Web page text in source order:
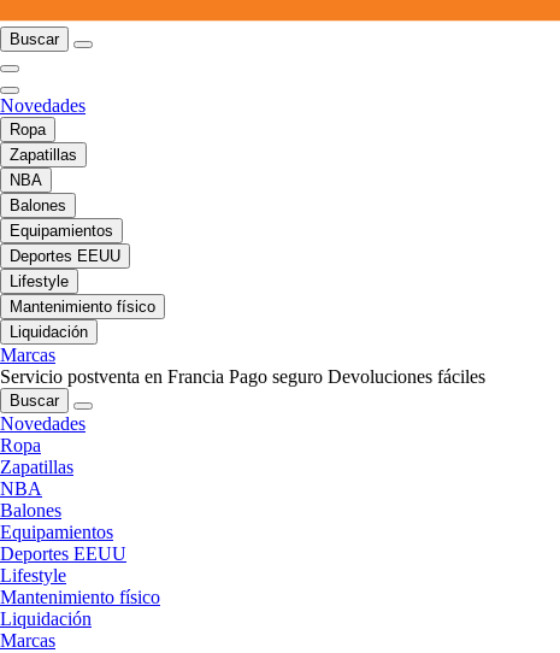
Buscar
Novedades
Ropa
Zapatillas
NBA
Balones
Equipamientos
Deportes EEUU
Lifestyle
Mantenimiento físico
Liquidación
Marcas
Servicio postventa en Francia Pago seguro Devoluciones fáciles
Buscar
Novedades
Ropa
Zapatillas
NBA
Balones
Equipamientos
Deportes EEUU
Lifestyle
Mantenimiento físico
Liquidación
Marcas